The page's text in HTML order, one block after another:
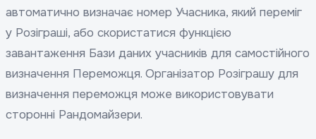
автоматично визначає номер Учасника, який переміг
у Розіграші, або скористатися функцією
завантаження Бази даних учасників для самостійного
визначення Переможця. Організатор Розіграшу для
визначення переможця може використовувати
сторонні Рандомайзери.